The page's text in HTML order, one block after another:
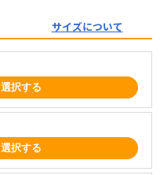
サイズについて
選択する
選択する